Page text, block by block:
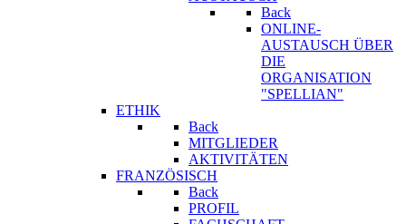
Back
ONLINE-
AUSTAUSCH ÜBER
DIE
ORGANISATION
"SPELLIAN"
ETHIK
Back
MITGLIEDER
AKTIVITÄTEN
FRANZÖSISCH
Back
PROFIL